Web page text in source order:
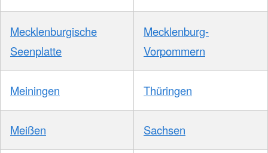
Mecklenburgische
Seenplatte
Mecklenburg-
Vorpommern
Meiningen Thüringen
Meißen Sachsen